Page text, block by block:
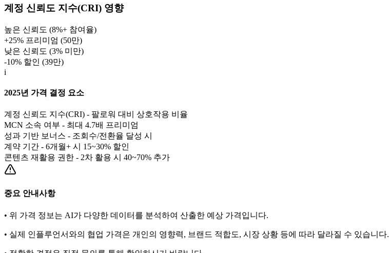
계정 신뢰도 지수(CRI) 영향
높은 신뢰도 (8%+ 참여율)
+25% 프리미엄 (50만)
낮은 신뢰도 (3% 미만)
-10% 할인 (39만)
i
2025년 가격 결정 요소
계정 신뢰도 지수(CRI) - 팔로워 대비 상호작용 비율
MCN 소속 여부 - 최대 4.7배 프리미엄
성과 기반 보너스 - 조회수/전환율 달성 시
계약 기간 - 6개월+ 시 15~30% 할인
콘텐츠 재활용 권한 - 2차 활용 시 40~70% 추가
중요 안내사항
• 위 가격 정보는 AI가 다양한 데이터를 분석하여 산출한 예상 가격입니다.
• 실제 인플루언서와의 협업 가격은 개인의 영향력, 브랜드 적합도, 시장 상황 등에 따라 달라질 수 있습니다.